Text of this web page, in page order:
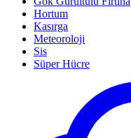
Hortum
Kasırga
Meteoroloji
Sis
Süper Hücre